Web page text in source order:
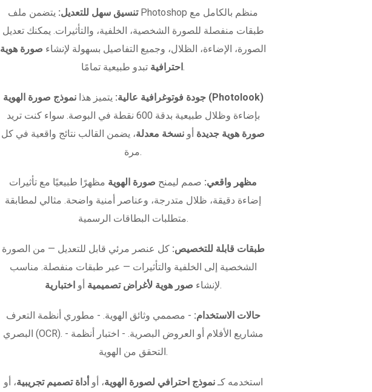
تنسيق سهل للتعديل: يتضمن ملف Photoshop منظم بالكامل مع
طبقات منفصلة للصورة الشخصية، الخلفية، والتأثيرات. يمكنك تعديل
الصورة، الإضاءة، الظلال، وجميع التفاصيل بسهولة لإنشاء صورة هوية
احترافيةتبدو طبيعية تمامًا.
جودة فوتوغرافية عالية: يتميز هذا
نموذج صورة الهوية (Photolook)
بإضاءة وظلال طبيعية بدقة 600 نقطة في البوصة. سواء كنت تريد
صورة هوية جديدة أو نسخة معدلة، يضمن القالب نتائج واقعية في كل
مرة.
مظهر واقعي: صمم ليمنح صورة الهوية مظهرًا طبيعيًا مع تأثيرات
إضاءة دقيقة، ظلال متدرجة، وعناصر أمنية واضحة. مثالي لمطابقة
متطلبات البطاقات الرسمية.
طبقات قابلة للتخصيص: كل عنصر مرئي قابل للتعديل — من الصورة
الشخصية إلى الخلفية والتأثيرات — عبر طبقات منفصلة. مناسب
لإنشاء صور هوية لأغراض تصميمية أو اختبارية .
حالات الاستخدام: - مصممي وثائق الهوية. - مطوري أنظمة التعرف
البصري (OCR). - مشاريع الأفلام أو العروض البصرية. - اختبار أنظمة
التحقق من الهوية.
استخدمه كـنموذج احترافي لصورة الهوية، أو أداة تصميم تجريبية، أو